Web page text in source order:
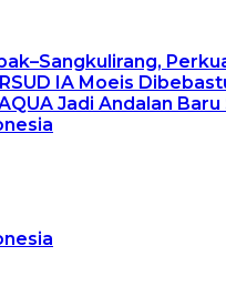
IA Moeis
Jadi Andalan